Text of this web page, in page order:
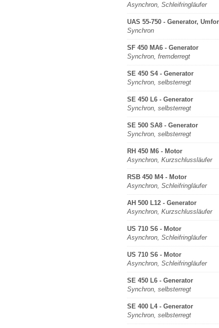
Asynchron, Schleifringläufer
UAS 55-750 - Generator,
Synchron
SF 450 MA6 - Generator
Synchron, fremderregt
SE 450 S4 - Generator
Synchron, selbsterregt
SE 450 L6 - Generator
Synchron, selbsterregt
SE 500 SA8 - Generator
Synchron, selbsterregt
RH 450 M6 - Motor
Asynchron, Kurzschlussläufer
RSB 450 M4 - Motor
Asynchron, Schleifringläufer
AH 500 L12 - Generator
Asynchron, Kurzschlussläufer
US 710 S6 - Motor
Asynchron, Schleifringläufer
US 710 S6 - Motor
Asynchron, Schleifringläufer
SE 450 L6 - Generator
Synchron, selbsterregt
SE 400 L4 - Generator
Synchron, selbsterregt